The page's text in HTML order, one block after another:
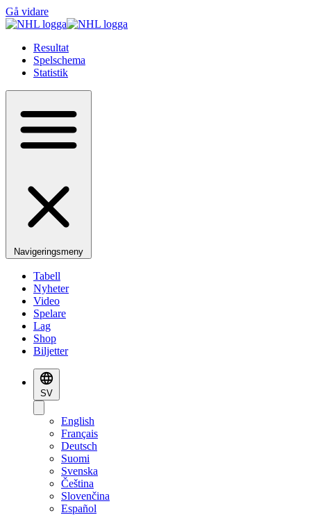
Gå vidare
Resultat
Spelschema
Statistik
Navigeringsmeny
Tabell
Nyheter
Video
Spelare
Lag
Shop
Biljetter
SV
English
Français
Deutsch
Suomi
Svenska
Čeština
Slovenčina
Español